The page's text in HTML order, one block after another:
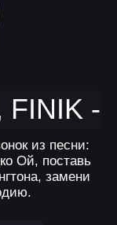
из песни:
Ой, поставь
замени